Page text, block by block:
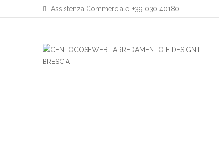
Assistenza Commerciale: +39 030 40180